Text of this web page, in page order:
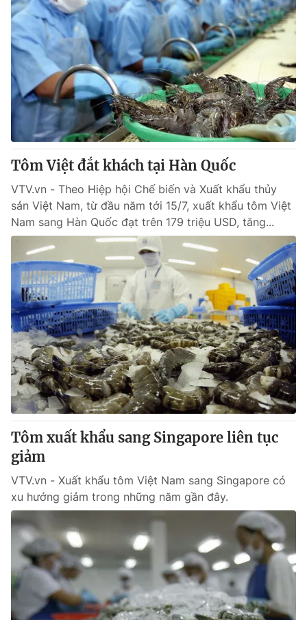
Tôm Việt đắt khách tại Hàn Quốc
VTV.vn - Theo Hiệp hội Chế biến và Xuất khẩu thủy
sản Việt Nam, từ đầu năm tới 15/7, xuất khẩu tôm Việt
Nam sang Hàn Quốc đạt trên 179 triệu USD, tăng...
Tôm xuất khẩu sang Singapore liên tục
giảm
VTV.vn - Xuất khẩu tôm Việt Nam sang Singapore có
xu hướng giảm trong những năm gần đây.